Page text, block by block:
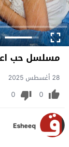
مسلسل حب
28 أغسطس 2025
0
0
Esheeq